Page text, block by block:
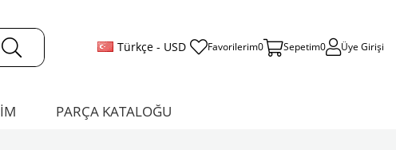
Türkçe - USD Favorilerim0 Sepetim0 Üye Girişi
PARÇA KATALOĞU